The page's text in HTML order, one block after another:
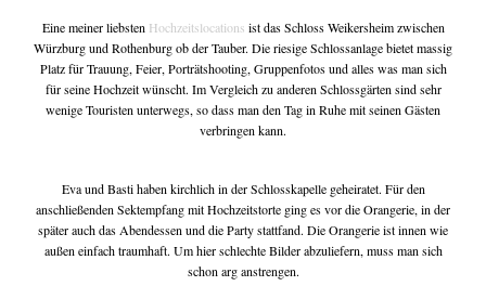
Eine meiner liebsten Hochzeitslocations ist das Schloss Weikersheim zwischen
Würzburg und Rothenburg ob der Tauber. Die riesige Schlossanlage bietet massig
Platz für Trauung, Feier, Porträtshooting, Gruppenfotos und alles was man sich
für seine Hochzeit wünscht. Im Vergleich zu anderen Schlossgärten sind sehr
wenige Touristen unterwegs, so dass man den Tag in Ruhe mit seinen Gästen
verbringen kann.
Eva und Basti haben kirchlich in der Schlosskapelle geheiratet. Für den
anschließenden Sektempfang mit Hochzeitstorte ging es vor die Orangerie, in der
später auch das Abendessen und die Party stattfand. Die Orangerie ist innen wie
außen einfach traumhaft. Um hier schlechte Bilder abzuliefern, muss man sich
schon arg anstrengen.